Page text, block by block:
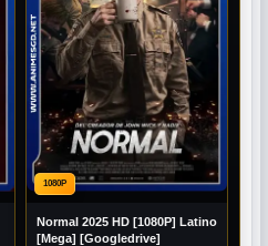
1080P
Normal 2025 HD [1080P] Latino
[Mega] [Googledrive]